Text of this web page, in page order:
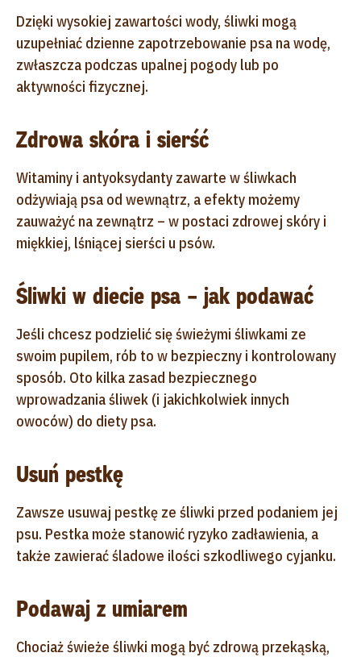
Dzięki wysokiej zawartości wody, śliwki mogą
uzupełniać dzienne zapotrzebowanie psa na wodę,
zwłaszcza podczas upalnej pogody lub po
aktywności fizycznej.
Zdrowa skóra i sierść
Witaminy i antyoksydanty zawarte w śliwkach
odżywiają psa od wewnątrz, a efekty możemy
zauważyć na zewnątrz – w postaci zdrowej skóry i
miękkiej, lśniącej sierści u psów.
Śliwki w diecie psa – jak podawać
Jeśli chcesz podzielić się świeżymi śliwkami ze
swoim pupilem, rób to w bezpieczny i kontrolowany
sposób. Oto kilka zasad bezpiecznego
wprowadzania śliwek (i jakichkolwiek innych
owoców) do diety psa.
Usuń pestkę
Zawsze usuwaj pestkę ze śliwki przed podaniem jej
psu. Pestka może stanowić ryzyko zadławienia, a
także zawierać śladowe ilości szkodliwego cyjanku.
Podawaj z umiarem
Chociaż świeże śliwki mogą być zdrową przekąską,